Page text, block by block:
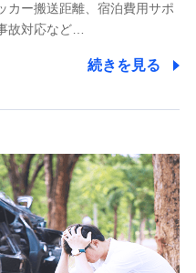
びに法人向けASPサー
せ内容の正確な把握のため
、連絡先
ス 営業部長
人形町2-14-10 アーバン
カー搬送距離、宿泊費用サポ
故対応など…
続きを見る